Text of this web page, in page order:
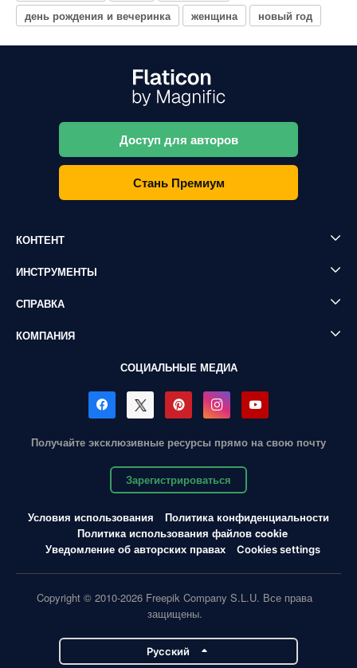
день рождения и вечеринка
женщина новый год
Доступ для авторов
Стань Премиум
КОНТЕНТ
ИНСТРУМЕНТЫ
СПРАВКА
КОМПАНИЯ
СОЦИАЛЬНЫЕ МЕДИА
Получайте эксклюзивные ресурсы прямо на свою почту
Зарегистрироваться
Условия использования
Политика конфиденциальности
Политика использования файлов cookie
Уведомление об авторских правах
Cookies settings
Copyright © 2010-2026 Freepik Company S.L.U. Все права
защищены.
Pусский